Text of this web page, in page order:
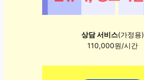
상담 서비스(가정용)
110,000원/시간